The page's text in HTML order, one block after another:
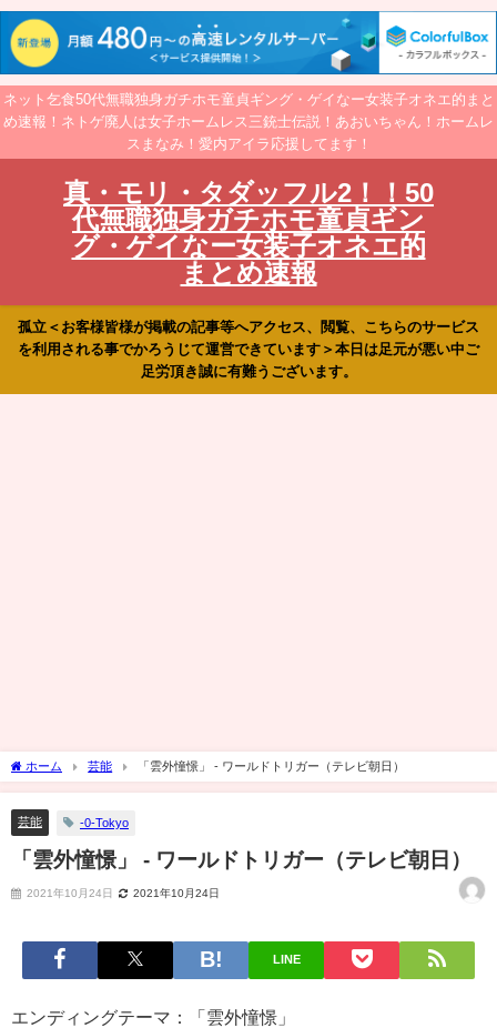
ネット乞食50代無職独身ガチホモ童貞ギング・ゲイなー女装子オネエ的まと
め速報！ネトゲ廃人は女子ホームレス三銃士伝説！あおいちゃん！ホームレ
スまなみ！愛内アイラ応援してます！
真・モリ・タダッフル2！！50
代無職独身ガチホモ童貞ギン
グ・ゲイなー女装子オネエ的
まとめ速報
孤立＜お客様皆様が掲載の記事等へアクセス、閲覧、こちらのサービス
を利用される事でかろうじて運営できています＞本日は足元が悪い中ご
足労頂き誠に有難うございます。
ホーム 芸能 「雲外憧憬」 - ワールドトリガー（テレビ朝日）
芸能 -0-Tokyo
「雲外憧憬」 - ワールドトリガー（テレビ朝日）
2021年10月24日 2021年10月24日
LINE
エンディングテーマ：「雲外憧憬」